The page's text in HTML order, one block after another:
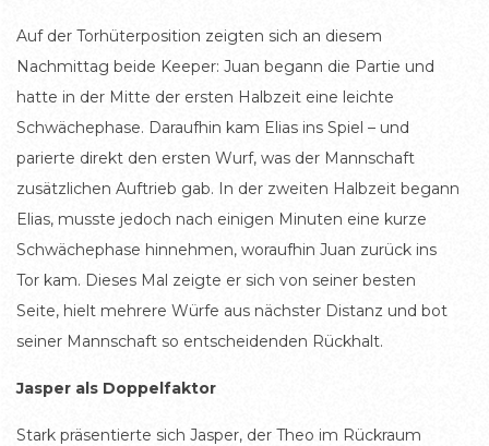
Auf der Torhüterposition zeigten sich an diesem
Nachmittag beide Keeper: Juan begann die Partie und
hatte in der Mitte der ersten Halbzeit eine leichte
Schwächephase. Daraufhin kam Elias ins Spiel – und
parierte direkt den ersten Wurf, was der Mannschaft
zusätzlichen Auftrieb gab. In der zweiten Halbzeit begann
Elias, musste jedoch nach einigen Minuten eine kurze
Schwächephase hinnehmen, woraufhin Juan zurück ins
Tor kam. Dieses Mal zeigte er sich von seiner besten
Seite, hielt mehrere Würfe aus nächster Distanz und bot
seiner Mannschaft so entscheidenden Rückhalt.
Jasper als Doppelfaktor
Stark präsentierte sich Jasper, der Theo im Rückraum